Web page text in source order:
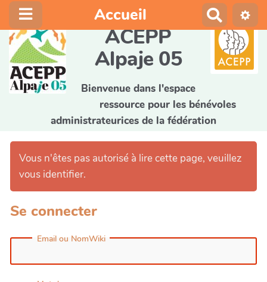
Accueil
e
c
h
e
c
ACEPP
Alpaje 05
Bienvenue dans l'espace
ressource pour les bénévoles
administrateurices de la fédération
Vous n'êtes pas autorisé à lire cette page, veuillez
vous identifier.
Se connecter
Email ou NomWiki